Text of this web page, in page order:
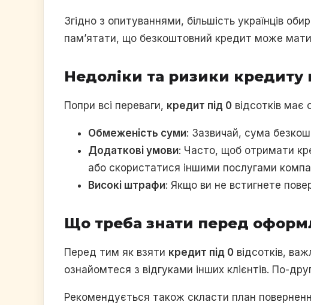
Згідно з опитуваннями, більшість українців
пам’ятати, що безкоштовний кредит може мати
Недоліки та ризики кредиту
Попри всі переваги, кредит під 0 відсотків має
Обмеженість суми: Зазвичай, сума
Додаткові умови: Часто, щоб отримати
або скористатися іншими послугами
Високі штрафи: Якщо ви не встигнете
Що треба знати перед
Перед тим як взяти кредит під 0 відсотків,
ознайомтеся з відгуками інших клієнтів. По-
Рекомендується також скласти план